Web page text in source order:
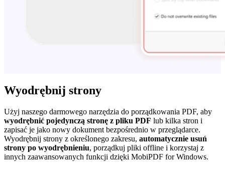
Wyodrębnij strony
Użyj naszego darmowego narzędzia do porządkowania PDF, aby
wyodrębnić pojedynczą stronę z pliku PDF lub kilka stron i
zapisać je jako nowy dokument bezpośrednio w przeglądarce.
Wyodrębnij strony z określonego zakresu, automatycznie usuń
strony po wyodrębnieniu, porządkuj pliki offline i korzystaj z
innych zaawansowanych funkcji dzięki MobiPDF for Windows.